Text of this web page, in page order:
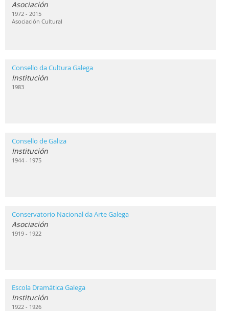
Asociación
1972 - 2015
Asociación Cultural
Consello da Cultura Galega
Institución
1983
Consello de Galiza
Institución
1944 - 1975
Conservatorio Nacional da Arte Galega
Asociación
1919 - 1922
Escola Dramática Galega
Institución
1922 - 1926